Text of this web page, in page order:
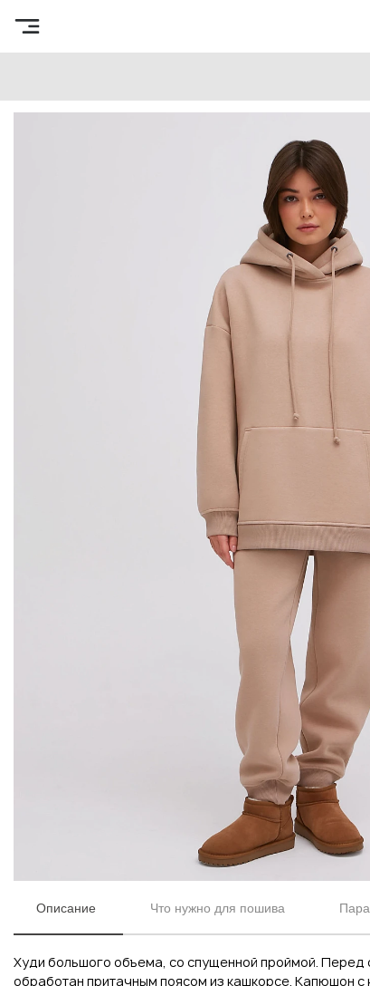
Описание Что нужно для пошива
Худи большого объема, со спущенной проймой. Перед
обработан притачным поясом из кашкорсе. Капюшон с